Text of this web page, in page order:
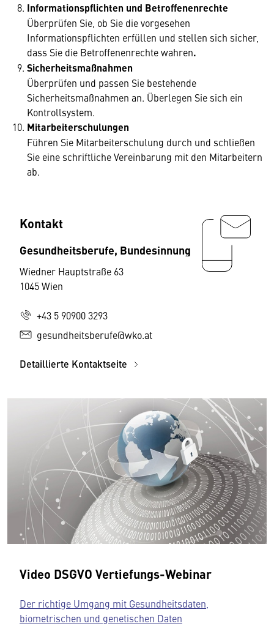
Informationspflichten und Betroffenenrechte
Überprüfen Sie, ob Sie die vorgesehen
Informationspflichten erfüllen und stellen sich sicher,
dass Sie die Betroffenenrechte wahren.
Sicherheitsmaßnahmen
Überprüfen und passen Sie bestehende
Sicherheitsmaßnahmen an. Überlegen Sie sich ein
Kontrollsystem.
Mitarbeiterschulungen
Führen Sie Mitarbeiterschulung durch und schließen
Sie eine schriftliche Vereinbarung mit den Mitarbeitern
ab.
Kontakt
Gesundheitsberufe, Bundesinnung
Wiedner Hauptstraße 63
1045 Wien
+43 5 90900 3293
gesundheitsberufe@wko.at
Detaillierte Kontaktseite
Video DSGVO Vertiefungs-Webinar
Der richtige Umgang mit Gesundheitsdaten,
biometrischen und genetischen Daten